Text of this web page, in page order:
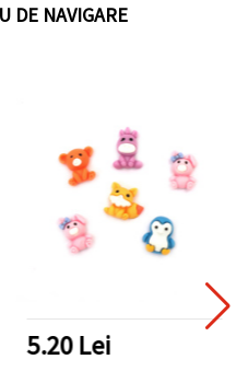
DE NAVIGARE
5.20 Lei